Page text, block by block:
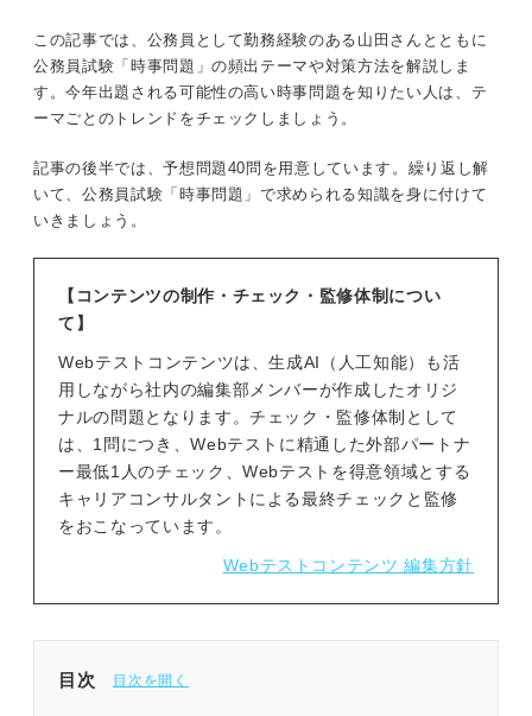
この記事では、公務員として勤務経験のある山田さんとともに
公務員試験「時事問題」の頻出テーマや対策方法を解説しま
す。今年出題される可能性の高い時事問題を知りたい人は、テ
ーマごとのトレンドをチェックしましょう。
記事の後半では、予想問題40問を用意しています。繰り返し解
いて、公務員試験「時事問題」で求められる知識を身に付けて
いきましょう。
【コンテンツの制作・チェック・監修体制につい
て】
Webテストコンテンツは、生成AI（人工知能）も活
用しながら社内の編集部メンバーが作成したオリジ
ナルの問題となります。チェック・監修体制として
は、1問につき、Webテストに精通した外部パートナ
ー最低1人のチェック、Webテストを得意領域とする
キャリアコンサルタントによる最終チェックと監修
をおこなっています。
Webテストコンテンツ 編集方針
目次